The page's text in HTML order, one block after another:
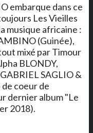
embarque dans ce
Les Vieilles
musique africaine :
(Guinée),
mixé par Timour
BLONDY,
SAGLIO &
coeur de
dernier album "Le
2018).